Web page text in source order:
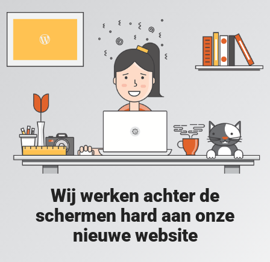
Wij werken achter de
schermen hard aan onze
nieuwe website